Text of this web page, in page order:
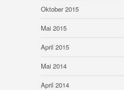
Oktober 2015
Mai 2015
April 2015
Mai 2014
April 2014